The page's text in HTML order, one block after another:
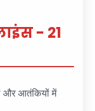
- 21
और आतंकियों में